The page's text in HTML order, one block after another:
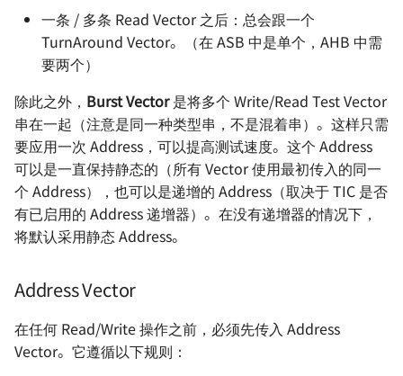
一条 / 多条 Read Vector 之后：总会跟一个
TurnAround Vector。（在 ASB 中是单个，AHB 中需
要两个）
除此之外， Burst Vector是将多个 Write/Read Test Vector
串在一起（注意是同一种类型串，不是混着串）。这样只需
要应用一次 Address，可以提高测试速度。这个 Address
可以是一直保持静态的（所有 Vector 使用最初传入的同一
个 Address），也可以是递增的 Address（取决于 TIC 是否
有已启用的 Address 递增器）。在没有递增器的情况下，
将默认采用静态 Address。
Address Vector
在任何 Read/Write 操作之前，必须先传入 Address
Vector。它遵循以下规则：